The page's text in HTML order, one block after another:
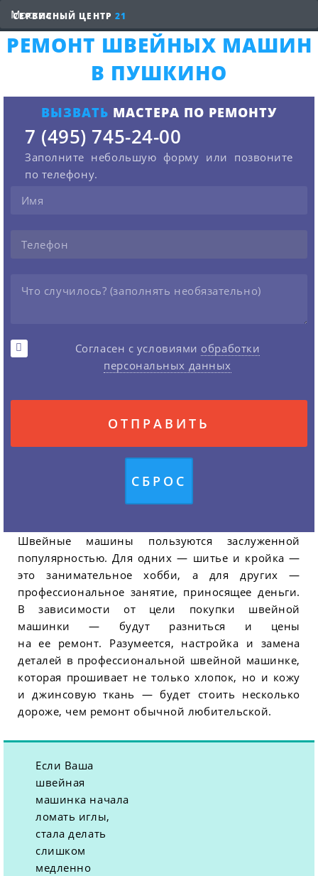
СЕРВИСНЫЙ ЦЕНТР 21
РЕМОНТ ШВЕЙНЫХ МАШИН
В ПУШКИНО
ВЫЗВАТЬ МАСТЕРА ПО РЕМОНТУ
7 (495) 745-24-00
Заполните небольшую форму или позвоните
по телефону.
Согласен с условиями обработки
персональных данных
Швейные машины пользуются заслуженной
популярностью. Для одних — шитье и кройка —
это занимательное хобби, а для других —
профессиональное занятие, приносящее деньги.
В зависимости от цели покупки швейной
машинки — будут разниться и цены
на ее ремонт. Разумеется, настройка и замена
деталей в профессиональной швейной машинке,
которая прошивает не только хлопок, но и кожу
и джинсовую ткань — будет стоить несколько
дороже, чем ремонт обычной любительской.
Если Ваша
швейная
машинка начала
ломать иглы,
стала делать
слишком
медленно